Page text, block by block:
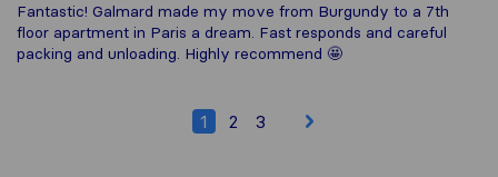
Fantastic! Galmard made my move from Burgundy to a 7th
floor apartment in Paris a dream. Fast responds and careful
packing and unloading. Highly recommend 🤩
1 2 3